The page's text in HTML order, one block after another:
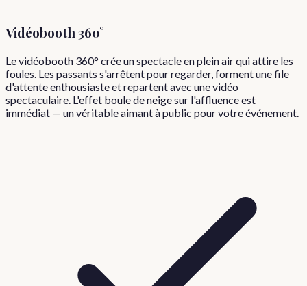
Vidéobooth 360°
Le vidéobooth 360° crée un spectacle en plein air qui attire les
foules. Les passants s'arrêtent pour regarder, forment une file
d'attente enthousiaste et repartent avec une vidéo
spectaculaire. L'effet boule de neige sur l'affluence est
immédiat — un véritable aimant à public pour votre événement.